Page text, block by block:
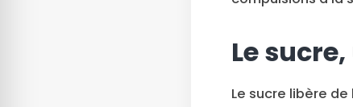
Le
Le sucre libère de